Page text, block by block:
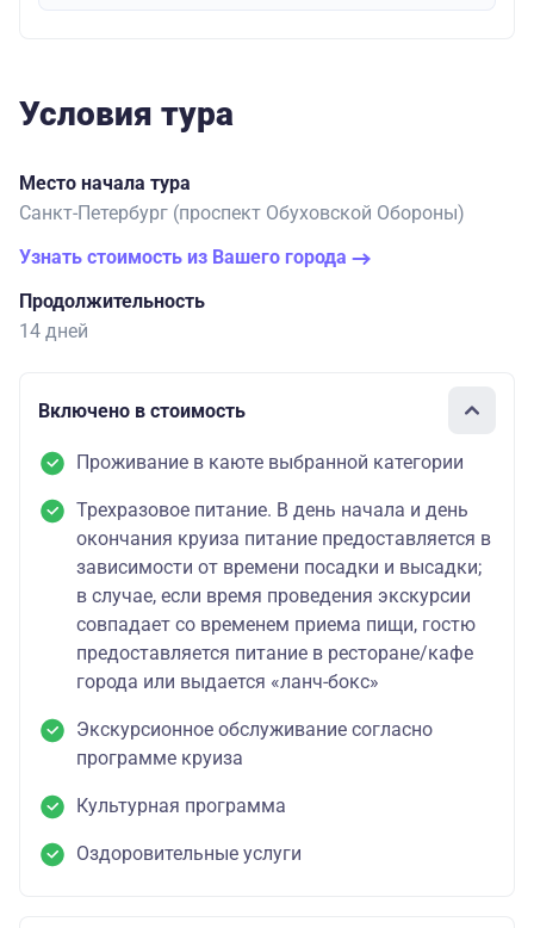
Условия тура
Место начала тура
Санкт-Петербург (проспект Обуховской Обороны)
Узнать стоимость из Вашего города
Продолжительность
14 дней
Включено в стоимость
Проживание в каюте выбранной категории
Трехразовое питание. В день начала и день
окончания круиза питание предоставляется в
зависимости от времени посадки и высадки;
в случае, если время проведения экскурсии
совпадает со временем приема пищи, гостю
предоставляется питание в ресторане/кафе
города или выдается «ланч-бокс»
Экскурсионное обслуживание согласно
программе круиза
Культурная программа
Оздоровительные услуги